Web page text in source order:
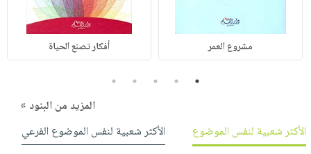
مشروع العمر أفكار تصنع الحياة
1
2
3
4
5
المزيد من البنود »
الأكثر شعبية لنفس الموضوع
الأكثر شعبية لنفس الموضوع الفرعي